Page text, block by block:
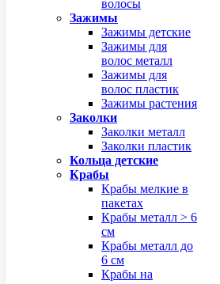
волосы
Зажимы
Зажимы детские
Зажимы для
волос металл
Зажимы для
волос пластик
Зажимы растения
Заколки
Заколки металл
Заколки пластик
Кольца детские
Крабы
Крабы мелкие в
пакетах
Крабы металл > 6
см
Крабы металл до
6 см
Крабы на